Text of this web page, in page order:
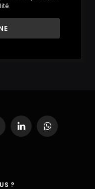
.
LinkedInWhatsApp
?